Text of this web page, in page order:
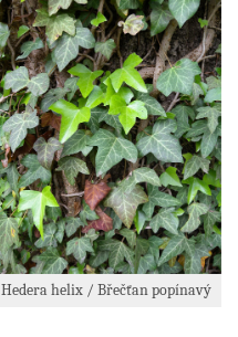
Hedera helix / Břečťan popínavý